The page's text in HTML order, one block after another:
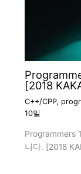
[2018
C++/CPP,
10일
Programmers
니다. [2018